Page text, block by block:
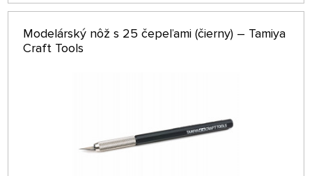
Modelárský nôž s 25 čepeľami (čierny) – Tamiya
Craft Tools